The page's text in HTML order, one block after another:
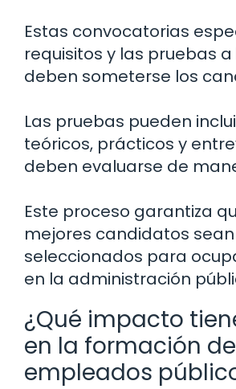
Estas convocatorias
requisitos y las pruebas
deben someterse los
Las pruebas pueden
teóricos, prácticos y
deben evaluarse de
Este proceso garantiza
mejores candidatos sean
seleccionados para
en la administración
¿Qué impacto
en la formación de
empleados